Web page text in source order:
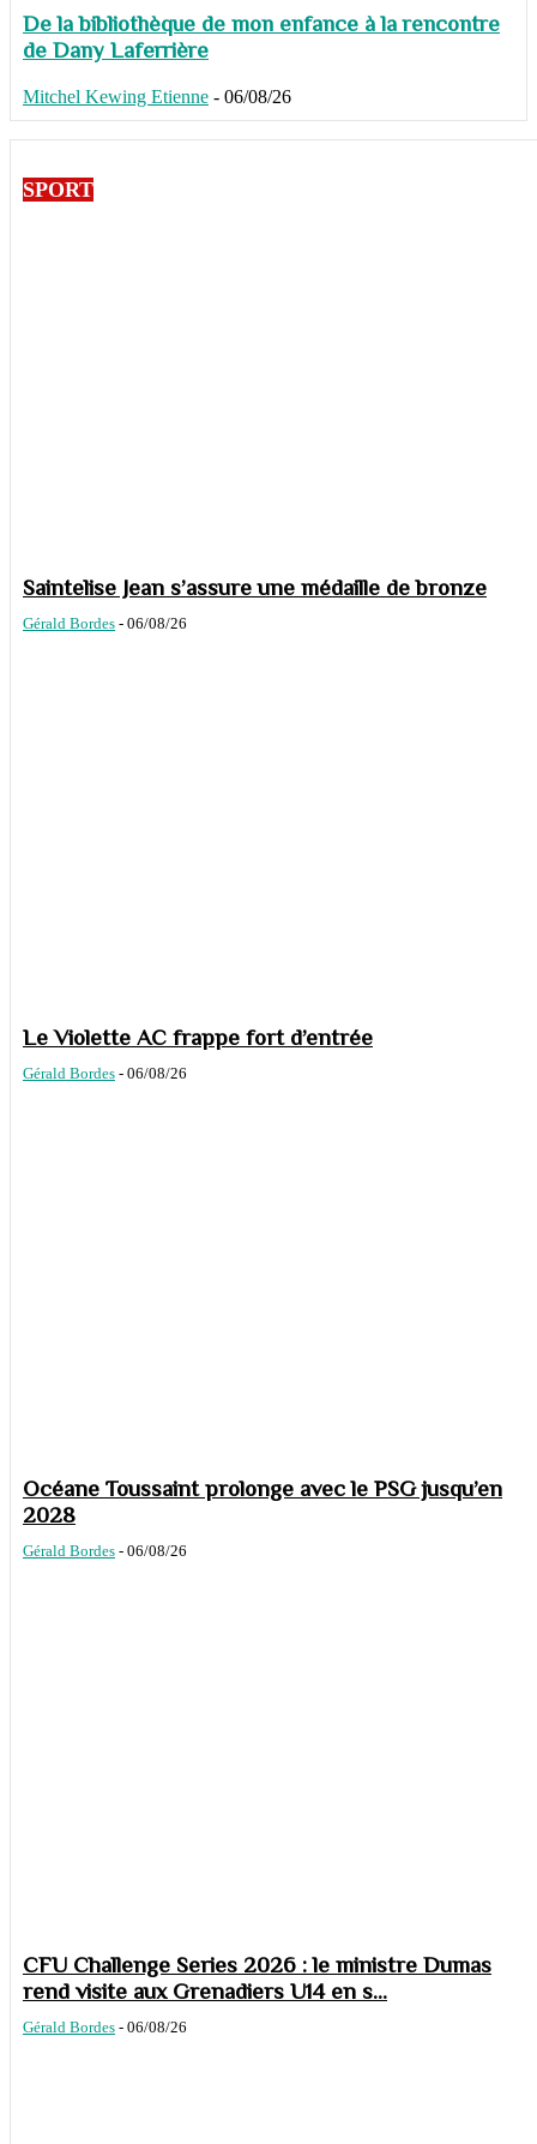
De la bibliothèque de mon enfance à la rencontre
de Dany Laferrière
Mitchel Kewing Etienne - 06/08/26
SPORT
Saintelise Jean s’assure une médaille de bronze
Gérald Bordes - 06/08/26
Le Violette AC frappe fort d’entrée
Gérald Bordes - 06/08/26
Océane Toussaint prolonge avec le PSG jusqu’en
2028
Gérald Bordes - 06/08/26
CFU Challenge Series 2026 : le ministre Dumas
rend visite aux Grenadiers U14 en s...
Gérald Bordes - 06/08/26